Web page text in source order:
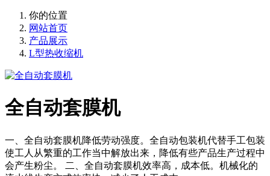
你的位置
网站首页
产品展示
L型热收缩机
全自动套膜机
一、全自动套膜机降低劳动强度。全自动包装机代替手工包装
使工人从繁重的工作当中解放出来，降低有些产品生产过程中
会产生粉尘。 二、全自动套膜机效率高，成本低。机械化的